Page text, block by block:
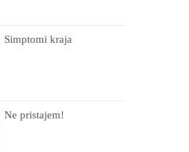
Simptomi kraja
Ne pristajem!